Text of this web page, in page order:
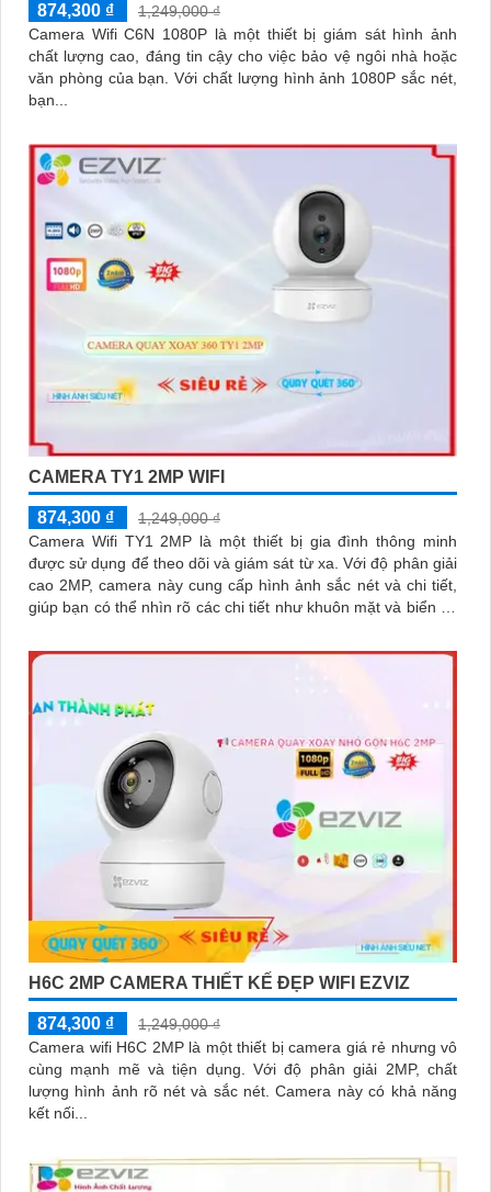
874,300 ₫
1,249,000 ₫
Camera Wifi C6N 1080P là một thiết bị giám sát hình ảnh
chất lượng cao, đáng tin cậy cho việc bảo vệ ngôi nhà hoặc
văn phòng của bạn. Với chất lượng hình ảnh 1080P sắc nét,
bạn...
CAMERA TY1 2MP WIFI
874,300 ₫
1,249,000 ₫
Camera Wifi TY1 2MP là một thiết bị gia đình thông minh
được sử dụng để theo dõi và giám sát từ xa. Với độ phân giải
cao 2MP, camera này cung cấp hình ảnh sắc nét và chi tiết,
giúp bạn có thể nhìn rõ các chi tiết như khuôn mặt và biển số
H6C 2MP CAMERA THIẾT KẾ ĐẸP WIFI EZVIZ
874,300 ₫
1,249,000 ₫
Camera wifi H6C 2MP là một thiết bị camera giá rẻ nhưng vô
cùng mạnh mẽ và tiện dụng. Với độ phân giải 2MP, chất
lượng hình ảnh rõ nét và sắc nét. Camera này có khả năng
kết nối...